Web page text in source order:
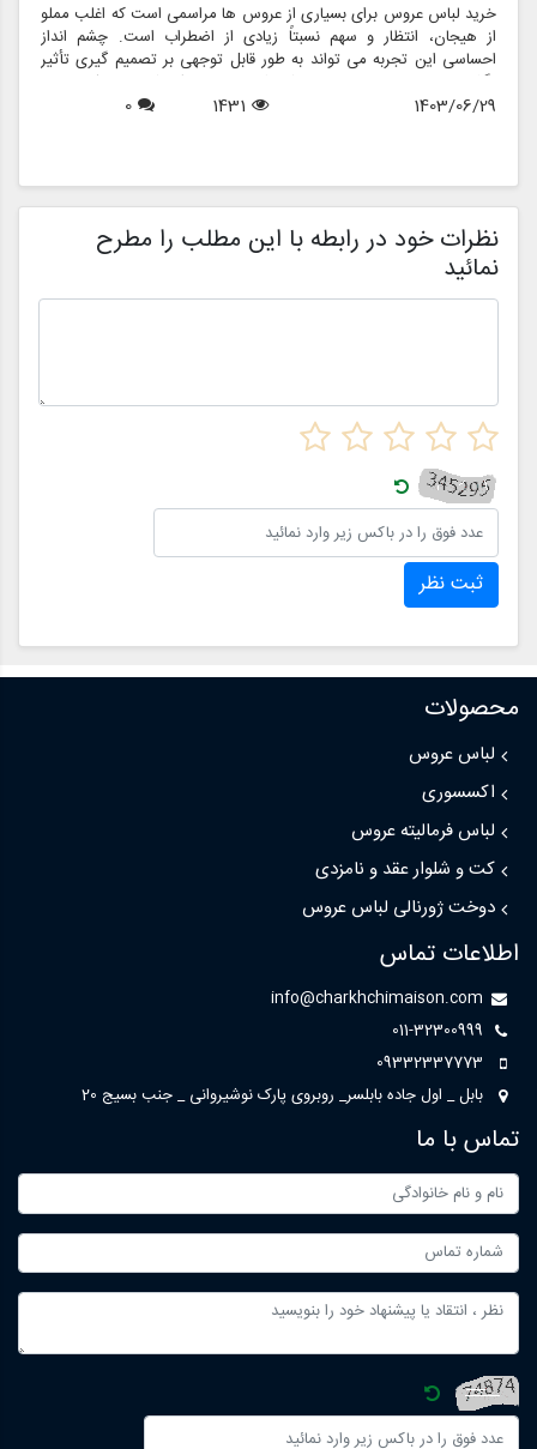
خرید لباس عروس برای بسیاری از عروس ها مراسمی است که اغلب مملو
از هیجان، انتظار و سهم نسبتاً زیادی از اضطراب است. چشم انداز
احساسی این تجربه می تواند به طور قابل توجهی بر تصمیم گیری تأثیر
بگذارد و منجر به انتخاب هایی شود که نه تنها سبک شخصی بلکه عوامل
روانی عمیق تری را نیز منعکس می کند. در این مقاله، روانشناسی خرید
1403/06/29
1431
0
نظرات خود در رابطه با این مطلب را مطرح
نمائید
ثبت نظر
محصولات
لباس عروس
اکسسوری
لباس فرمالیته عروس
کت و شلوار عقد و نامزدی
دوخت ژورنالی لباس عروس
اطلاعات تماس
info@charkhchimaison.com
011-32300999
09332337773
بابل _ اول جاده بابلسر_ روبروی پارک نوشیروانی _ جنب بسیج 20
تماس با ما